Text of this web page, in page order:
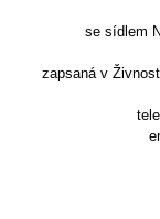
se sídlem
zapsaná v